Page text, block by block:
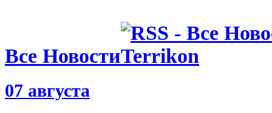
Все Новости
07 августа